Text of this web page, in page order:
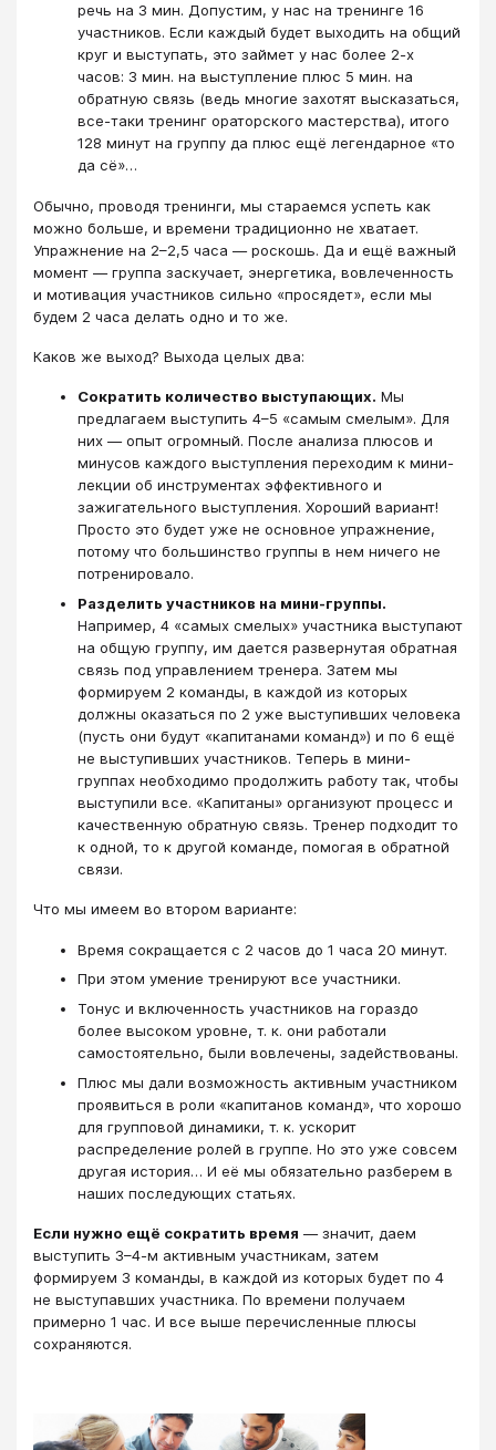
речь на 3 мин. Допустим, у нас на тренинге 16
участников. Если каждый будет выходить на общий
круг и выступать, это займет у нас более 2-х
часов: 3 мин. на выступление плюс 5 мин. на
обратную связь (ведь многие захотят высказаться,
все-таки тренинг ораторского мастерства), итого
128 минут на группу да плюс ещё легендарное «то
да сё»…
Обычно, проводя тренинги, мы стараемся успеть как
можно больше, и времени традиционно не хватает.
Упражнение на 2–2,5 часа — роскошь. Да и ещё важный
момент — группа заскучает, энергетика, вовлеченность
и мотивация участников сильно «просядет», если мы
будем 2 часа делать одно и то же.
Каков же выход? Выхода целых два:
Сократить количество выступающих. Мы
предлагаем выступить 4–5 «самым смелым». Для
них — опыт огромный. После анализа плюсов и
минусов каждого выступления переходим к мини-
лекции об инструментах эффективного и
зажигательного выступления. Хороший вариант!
Просто это будет уже не основное упражнение,
потому что большинство группы в нем ничего не
потренировало.
Разделить участников на мини-группы.
Например, 4 «самых смелых» участника выступают
на общую группу, им дается развернутая обратная
связь под управлением тренера. Затем мы
формируем 2 команды, в каждой из которых
должны оказаться по 2 уже выступивших человека
(пусть они будут «капитанами команд») и по 6 ещё
не выступивших участников. Теперь в мини-
группах необходимо продолжить работу так, чтобы
выступили все. «Капитаны» организуют процесс и
качественную обратную связь. Тренер подходит то
к одной, то к другой команде, помогая в обратной
связи.
Что мы имеем во втором варианте:
Время сокращается с 2 часов до 1 часа 20 минут.
При этом умение тренируют все участники.
Тонус и включенность участников на гораздо
более высоком уровне, т. к. они работали
самостоятельно, были вовлечены, задействованы.
Плюс мы дали возможность активным участником
проявиться в роли «капитанов команд», что хорошо
для групповой динамики, т. к. ускорит
распределение ролей в группе. Но это уже совсем
другая история… И её мы обязательно разберем в
наших последующих статьях.
Если нужно ещё сократить время — значит, даем
выступить 3–4-м активным участникам, затем
формируем 3 команды, в каждой из которых будет по 4
не выступавших участника. По времени получаем
примерно 1 час. И все выше перечисленные плюсы
сохраняются.